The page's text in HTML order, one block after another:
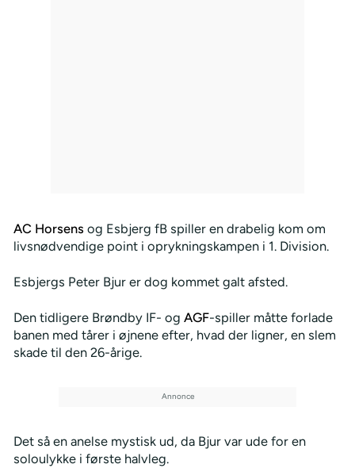
AC Horsens og Esbjerg fB spiller en drabelig kom om
livsnødvendige point i oprykningskampen i 1. Division.
Esbjergs Peter Bjur er dog kommet galt afsted.
Den tidligere Brøndby IF- og AGF-spiller måtte forlade
banen med tårer i øjnene efter, hvad der ligner, en slem
skade til den 26-årige.
Det så en anelse mystisk ud, da Bjur var ude for en
soloulykke i første halvleg.